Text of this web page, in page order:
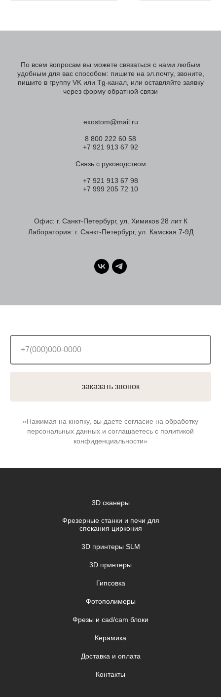
По всем вопросам вы можете связаться с нами любым
удобным для вас способом: пишите на эл.почту, звоните,
пишите в группу VK или Tg-канал, или оставляйте заявку
через форму обратной связи
exostom@mail.ru
8 800 222 60 58
+7 921 913 67 92
Связь с руководством
+7 921 913 67 98
+7 999 205 72 10
Офис: г. Санкт-Петербург, ул. Химиков 28 лит К
Лаборатория: г. Санкт-Петербург, ул. Камская 7-9Д
заказать звонок
«Нажимая на кнопку, вы даете согласие на обработку
персональных данных и соглашаетесь c политикой
конфиденциальности»
3D сканеры
Фрезерные станки и печи для
спекания циркония
3D принтеры SLM
3D принтеры
Гипсовка
Фотополимеры
Фрезы и cad/cam блоки
Керамика
Доставка и оплата
Контакты